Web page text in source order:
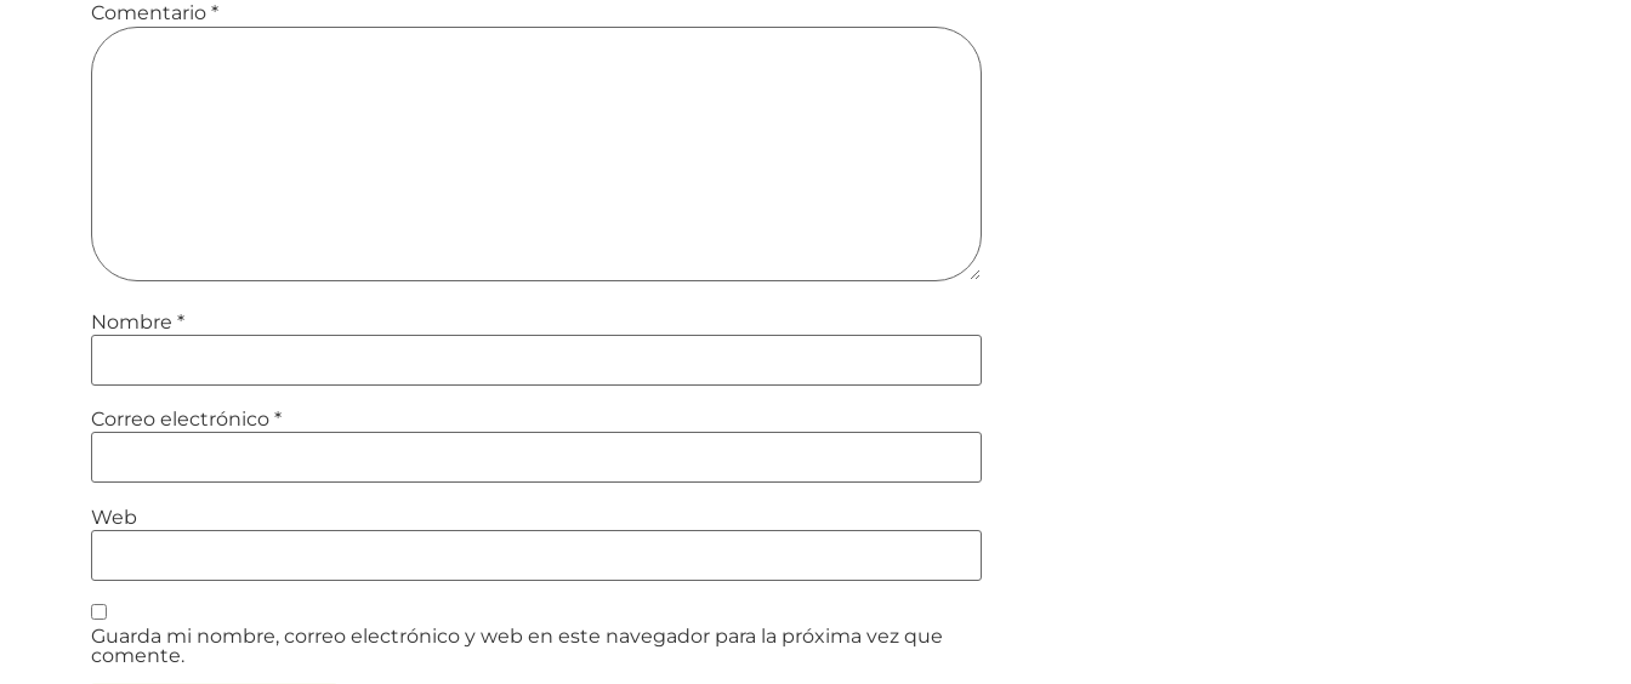
Comentario *
Nombre *
Correo electrónico *
Web
Guarda mi nombre, correo electrónico y web en este navegador para la próxima vez que
comente.